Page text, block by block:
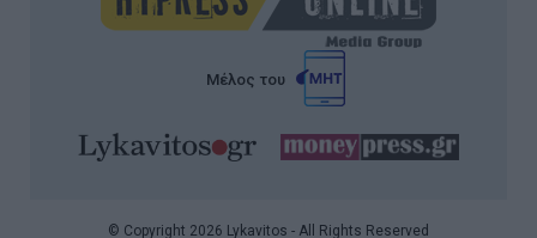
Μέλος του
© Copyright 2026 Lykavitos - All Rights Reserved